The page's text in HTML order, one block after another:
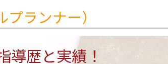
ランナー）
導歴と実績！